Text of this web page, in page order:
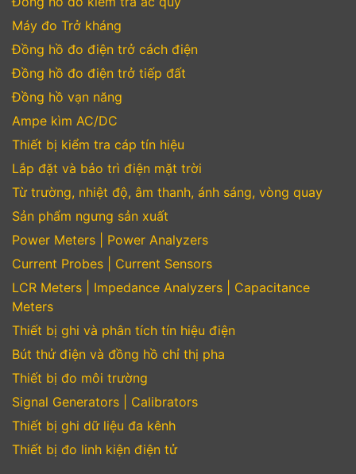
Máy đo Trở kháng
Đồng hồ đo điện trở cách điện
Đồng hồ đo điện trở tiếp đất
Đồng hồ vạn năng
Ampe kìm AC/DC
Thiết bị kiểm tra cáp tín hiệu
Lắp đặt và bảo trì điện mặt trời
Từ trường, nhiệt độ, âm thanh, ánh sáng, vòng quay
Sản phẩm ngưng sản xuất
Power Meters | Power Analyzers
Current Probes | Current Sensors
LCR Meters | Impedance Analyzers | Capacitance
Meters
Thiết bị ghi và phân tích tín hiệu điện
Bút thử điện và đồng hồ chỉ thị pha
Thiết bị đo môi trường
Signal Generators | Calibrators
Thiết bị ghi dữ liệu đa kênh
Thiết bị đo linh kiện điện tử